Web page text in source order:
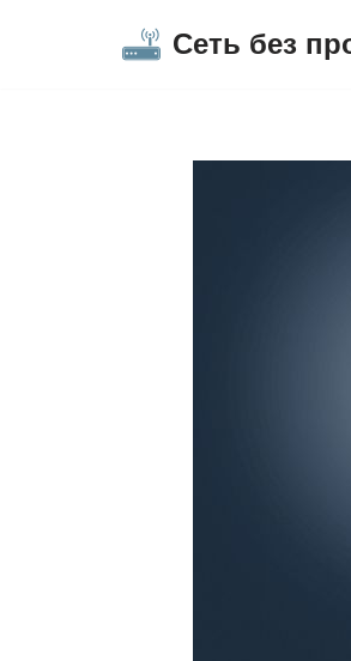
Сеть без